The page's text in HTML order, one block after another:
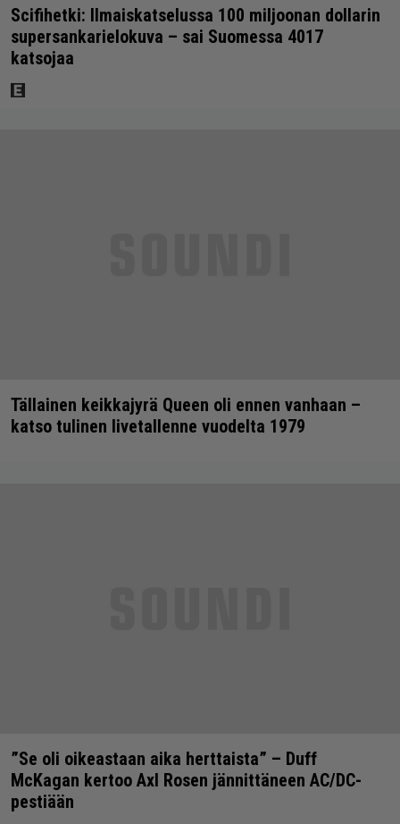
Scifihetki: Ilmaiskatselussa 100 miljoonan dollarin
supersankarielokuva – sai Suomessa 4017
katsojaa
Tällainen keikkajyrä Queen oli ennen vanhaan –
katso tulinen livetallenne vuodelta 1979
”Se oli oikeastaan aika herttaista” – Duff
McKagan kertoo Axl Rosen jännittäneen AC/DC-
pestiään